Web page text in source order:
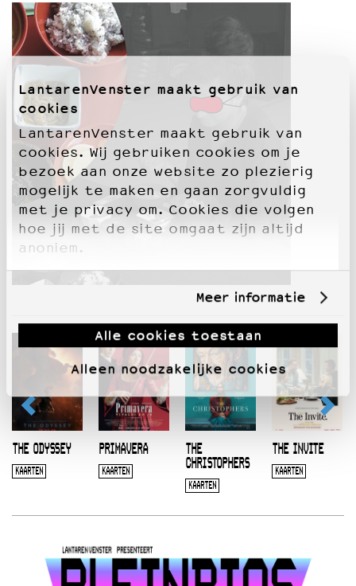
LantarenVenster maakt gebruik van
cookies
LantarenVenster maakt gebruik van
cookies. Wij gebruiken cookies om je
bezoek aan onze website zo plezierig
mogelijk te maken en gaan zorgvuldig
met je privacy om. Cookies die volgen
hoe jij met de site omgaat zijn altijd
anoniem.
Meer informatie
Alle cookies toestaan
Alleen noodzakelijke cookies
Historie
Partners
Huisregels
Privacyverklaring
Integriteits- en gedragscode
Duurzaamheid
Culturele boycot Israël
Ruimte voor artistieke vrijheid – VNPF
THE ODYSSEY
KAARTEN
PRIMAVERA
KAARTEN
THE
CHRISTOPHERS
KAARTEN
THE INVITE
KAARTEN